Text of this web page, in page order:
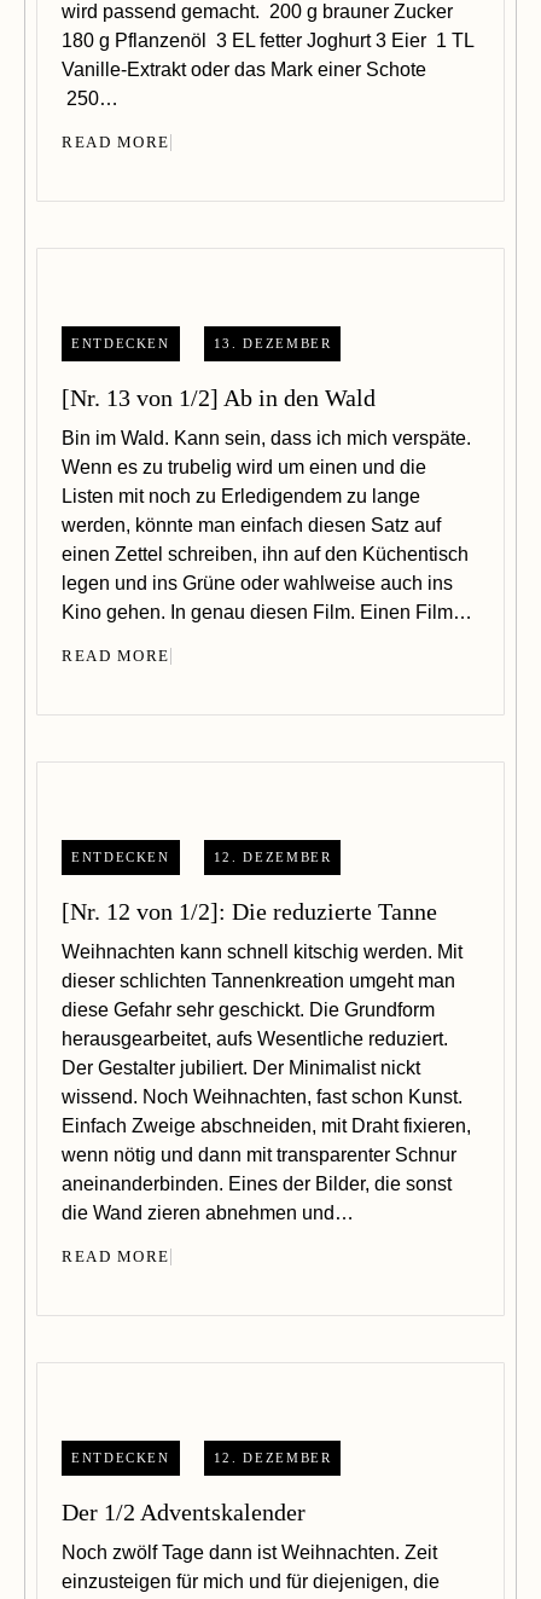
wird passend gemacht. 200 g brauner Zucker
180 g Pflanzenöl 3 EL fetter Joghurt 3 Eier 1 TL
Vanille-Extrakt oder das Mark einer Schote
250…
READ MORE
13. DEZEMBER
ENTDECKEN
[Nr. 13 von 1/2] Ab in den Wald
Bin im Wald. Kann sein, dass ich mich verspäte.
Wenn es zu trubelig wird um einen und die
Listen mit noch zu Erledigendem zu lange
werden, könnte man einfach diesen Satz auf
einen Zettel schreiben, ihn auf den Küchentisch
legen und ins Grüne oder wahlweise auch ins
Kino gehen. In genau diesen Film. Einen Film…
READ MORE
12. DEZEMBER
ENTDECKEN
[Nr. 12 von 1/2]: Die reduzierte Tanne
Weihnachten kann schnell kitschig werden. Mit
dieser schlichten Tannenkreation umgeht man
diese Gefahr sehr geschickt. Die Grundform
herausgearbeitet, aufs Wesentliche reduziert.
Der Gestalter jubiliert. Der Minimalist nickt
wissend. Noch Weihnachten, fast schon Kunst.
Einfach Zweige abschneiden, mit Draht fixieren,
wenn nötig und dann mit transparenter Schnur
aneinanderbinden. Eines der Bilder, die sonst
die Wand zieren abnehmen und…
READ MORE
12. DEZEMBER
ENTDECKEN
Der 1/2 Adventskalender
Noch zwölf Tage dann ist Weihnachten. Zeit
einzusteigen für mich und für diejenigen, die